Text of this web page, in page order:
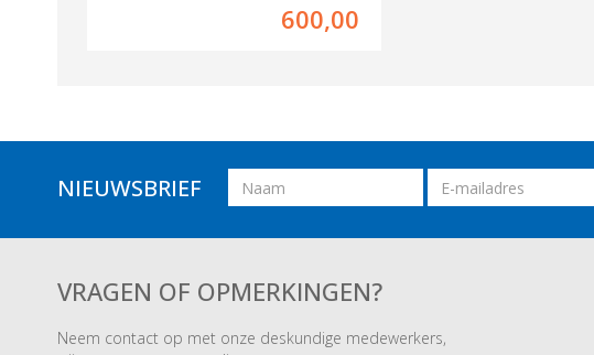
600,00
NIEUWSBRIEF Naam
Email
adres
VRAGEN OF OPMERKINGEN?
Neem contact op met onze deskundige medewerkers,